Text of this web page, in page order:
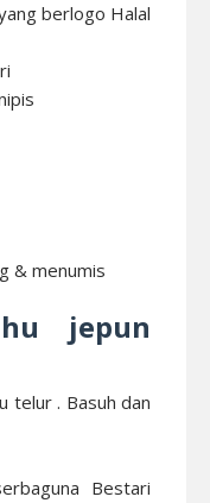
berlogo Halal
& menumis
jepun
telur . Basuh dan
Bestari